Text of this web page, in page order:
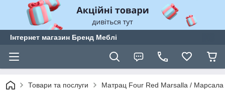
Інтернет магазин Бренд Меблі
Товари та послуги Матрац Four Red Marsalla / Марсала